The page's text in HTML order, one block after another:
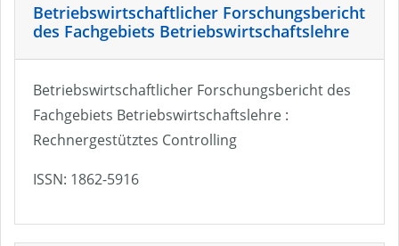
Betriebswirtschaftlicher Forschungsbericht
des Fachgebiets Betriebswirtschaftslehre
Betriebswirtschaftlicher Forschungsbericht des
Fachgebiets Betriebswirtschaftslehre :
Rechnergestütztes Controlling
ISSN: 1862-5916